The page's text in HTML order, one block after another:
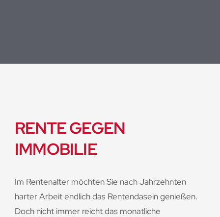
RENTE GEGEN
IMMOBILIE
Im Rentenalter möchten Sie nach Jahrzehnten
harter Arbeit endlich das Rentendasein genießen.
Doch nicht immer reicht das monatliche